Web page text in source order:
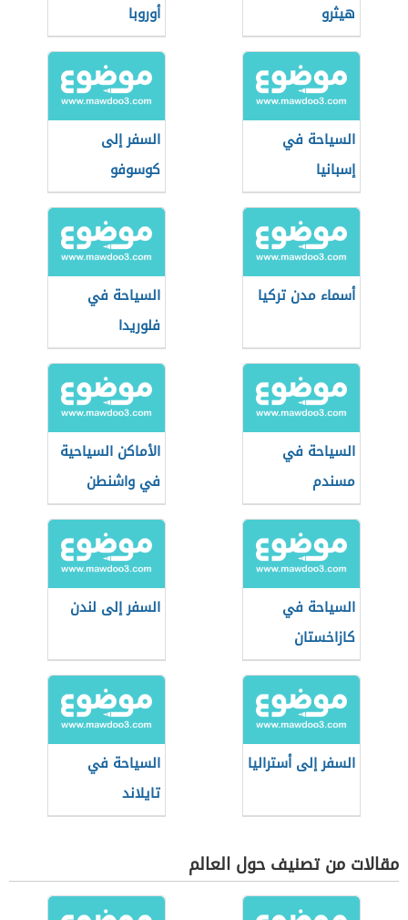
هيثرو
أوروبا
السياحة في
إسبانيا
السفر إلى
كوسوفو
أسماء مدن تركيا
السياحة في
فلوريدا
السياحة في
مسندم
الأماكن السياحية
في واشنطن
السياحة في
كازاخستان
السفر إلى لندن
السفر إلى أستراليا
السياحة في
تايلاند
مقالات من تصنيف حول العالم